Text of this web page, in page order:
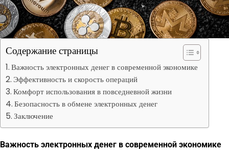
Содержание страницы
Важность электронных денег в современной экономике
Эффективность и скорость операций
Комфорт использования в повседневной жизни
Безопасность в обмене электронных денег
Заключение
Важность электронных денег в современной экономике